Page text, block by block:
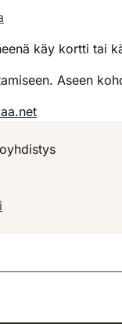
käy kortti tai
Aseen